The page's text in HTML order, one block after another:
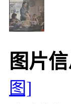
图片
图]